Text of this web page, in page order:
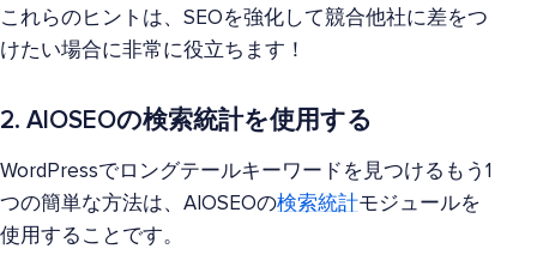
これらのヒントは、SEOを強化して競合他社に差をつ
けたい場合に非常に役立ちます！
2. AIOSEOの検索統計を使用する
WordPressでロングテールキーワードを見つけるもう1
つの簡単な方法は、AIOSEOの検索統計モジュールを
使用することです。